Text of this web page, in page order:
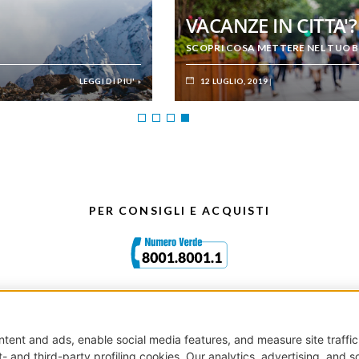
LEGGI DI PIU' »
LA COSMESI IN
SCOPRI COSA USARE E COSA NON USARE
29 APRILE, 2022
PER CONSIGLI E ACQUISTI